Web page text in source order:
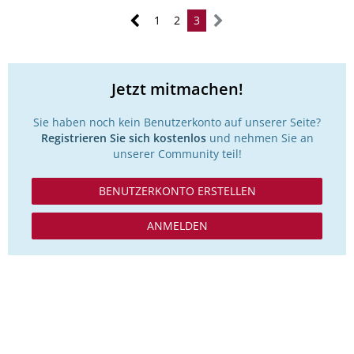
1 2 3
Jetzt mitmachen!
Sie haben noch kein Benutzerkonto auf unserer Seite?
Registrieren Sie sich kostenlosund nehmen Sie an
unserer Community teil!
BENUTZERKONTO ERSTELLEN
ANMELDEN